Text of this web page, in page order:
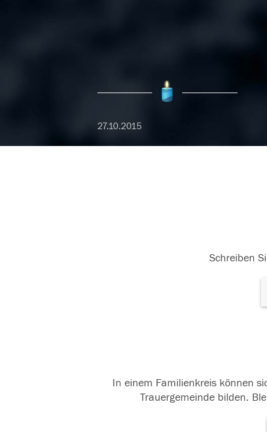
27.10.2015
Schreiben
In einem Familienkreis können
Trauergemeinde bilden.